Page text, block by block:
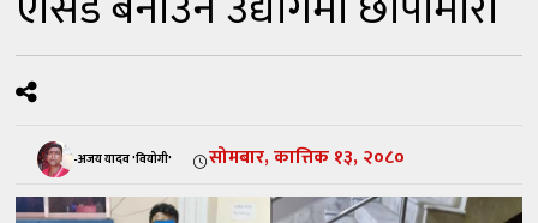
-अजय यादव 'वियोगी' सोमबार, कात्तिक १३, २०८०